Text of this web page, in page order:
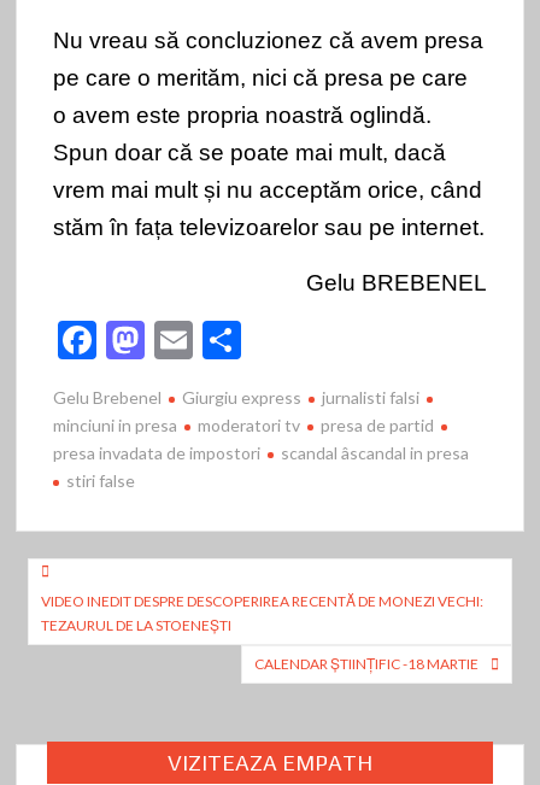
Nu vreau să concluzionez că avem presa
pe care o merităm, nici că presa pe care
o avem este propria noastră oglindă.
Spun doar că se poate mai mult, dacă
vrem mai mult și nu acceptăm orice, când
stăm în fața televizoarelor sau pe internet.
Gelu BREBENEL
F
e
b
o
o
k
M
to
d
n
E
ai
l
ta
je
ă
Gelu Brebenel Giurgiu express
jurnalisti falsi
minciuni in presa
moderatori tv
presa de partid
presa invadata de impostori
scandal âscandal in presa
stiri false
Navigare
în
articole
VIDEO INEDIT DESPRE DESCOPERIREA RECENTĂ DE MONEZI VECHI:
TEZAURUL DE LA STOENEŞTI
CALENDAR ȘTIINȚIFIC -18 MARTIE
VIZITEAZA EMPATH